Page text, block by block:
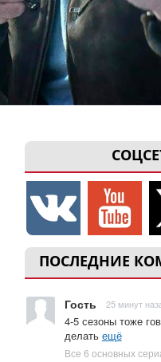
ПОСЛЕДНИЕ
Гость 25 минут
4-5 сезоны тоже
делать ещё